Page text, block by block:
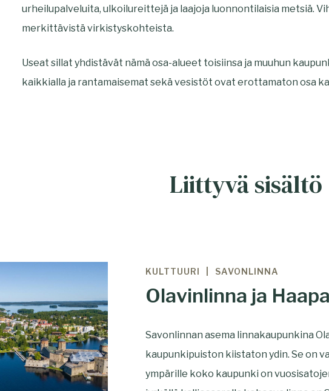
urheilupalveluita, ulkoilureittejä ja laajoja luonnontilaisia metsiä.
merkittävistä virkistyskohteista.
Useat sillat yhdistävät nämä osa-alueet toisiinsa ja muuhun
kaikkialla ja rantamaisemat sekä vesistöt ovat erottamaton osa
Liittyvä sisältö
KULTTUURI SAVONLINNA
Olavinlinna ja
Savonlinnan asema linnakaupunkina
kaupunkipuiston kiistaton ydin. Se on
ympärille koko kaupunki on